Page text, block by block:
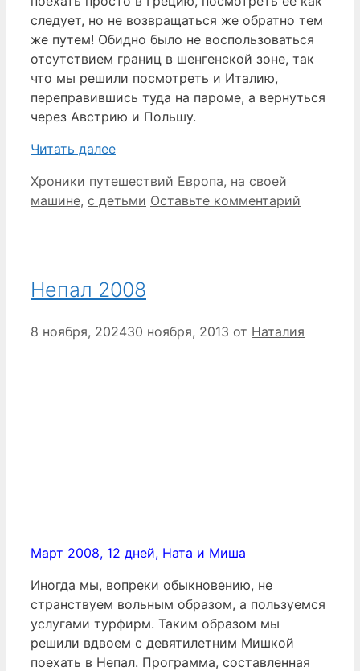
следует, но не возвращаться же обратно тем
же путем! Обидно было не воспользоваться
отсутствием границ в шенгенской зоне, так
что мы решили посмотреть и Италию,
переправившись туда на пароме, а вернуться
через Австрию и Польшу.
Читать далее
Рубрики
Хроники путешествий Метки
Европа, на своей
машине, с детьми Оставьте комментарий
Непал 2008
8 ноября, 202430 ноября, 2013 от Наталия
Март 2008, 12 дней, Ната и Миша
Иногда мы, вопреки обыкновению, не
странствуем вольным образом, а пользуемся
услугами турфирм. Таким образом мы
решили вдвоем с девятилетним Мишкой
поехать в Непал. Программа, составленная